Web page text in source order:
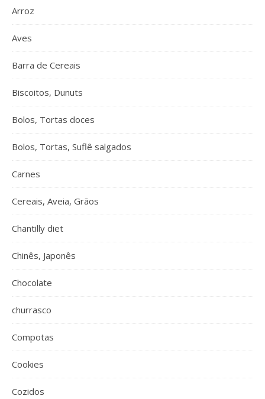
Arroz
Aves
Barra de Cereais
Biscoitos, Dunuts
Bolos, Tortas doces
Bolos, Tortas, Suflê salgados
Carnes
Cereais, Aveia, Grãos
Chantilly diet
Chinês, Japonês
Chocolate
churrasco
Compotas
Cookies
Cozidos